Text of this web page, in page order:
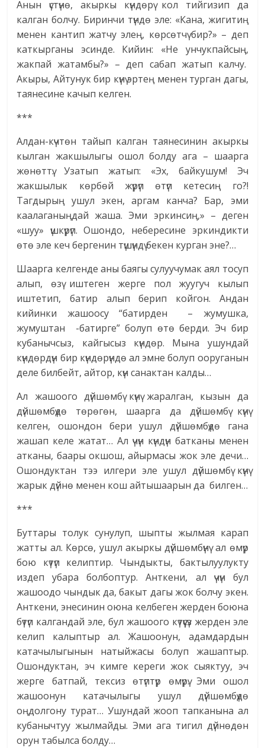
Анын үстүнө, акыркы күндөрү кол тийгизип да
калган болчу. Биринчи түндө эле: «Кана, жигитиң
менен кантип жатчу элең, көрсөтчү бир?» – деп
каткырганы эсинде. Кийин: «Не унчукпайсың,
жакпай жатамбы?» – деп сабап жатып калчу.
Акыры, Айтунук бир күнү эртең менен турган дагы,
таянесине качып келген.
***
Алдан-күчтөн тайып калган таянесинин акыркы
кылган жакшылыгы ошол болду ага – шаарга
жөнөттү. Узатып жатып: «Эх, байкушум! Эч
жакшылык көрбөй жүрүп өтүп кетесиң го?!
Тагдырың ушул экен, аргам канча? Бар, эми
каалаганыңдай жаша. Эми эркинсиң,» – деген
«шуу» үшкүрүп. Ошондо, небересине эркиндикти
өтө эле кеч бергенин түшүндү бекен курган эне?…
Шаарга келгенде аны баягы сулуучумак аял тосуп
алып, өзү иштеген жерге пол жуугуч кылып
иштетип, батир алып берип койгон. Андан
кийинки жашоосу “батирден – жумушка,
жумуштан -батирге” болуп өтө берди. Эч бир
кубанычсыз, кайгысыз күндөр. Мына ушундай
күндөрдүн бир күндөрүндө ал эмне болуп ооруганын
деле билбейт, айтор, күн санактан калды…
Ал жашоого дүйшөмбү күнү жаралган, кызын да
дүйшөмбүдө төрөгөн, шаарга да дүйшөмбү күнү
келген, ошондон бери ушул дүйшөмбүдө гана
жашап келе жатат… Ал үчүн күндүн батканы менен
атканы, баары окшош, айырмасы жок эле дечи…
Ошондуктан тээ илгери эле ушул дүйшөмбү күнү
жарык дүйнө менен кош айтышаарын да билген…
***
Буттары толук сунулуп, шыпты жылмая карап
жатты ал. Көрсө, ушул акыркы дүйшөмбүнү ал өмүр
бою күтүп келиптир. Чындыкты, бактылуулукту
издеп убара болбоптур. Анткени, ал үчүн бул
жашоодо чындык да, бакыт дагы жок болчу экен.
Анткени, энесинин оюна келбеген жерден боюна
бүтүп калгандай эле, бул жашоого күтүүсүз жерден эле
келип калыптыр ал. Жашоонун, адамдардын
катачылыгынын натыйжасы болуп жашаптыр.
Ошондуктан, эч кимге кереги жок сыяктуу, эч
жерге батпай, тексиз өтүптүр өмүрү. Эми ошол
жашоонун катачылыгы ушул дүйшөмбүдө
оңдолгону турат… Ушундай жооп тапканына ал
кубанычтуу жылмайды. Эми ага тигил дүйнөдөн
орун табылса болду…